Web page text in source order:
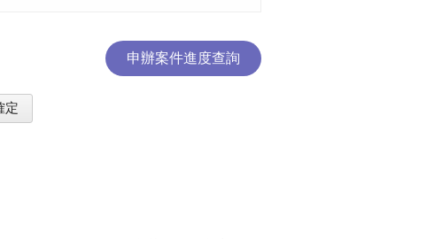
申辦案件進度查詢